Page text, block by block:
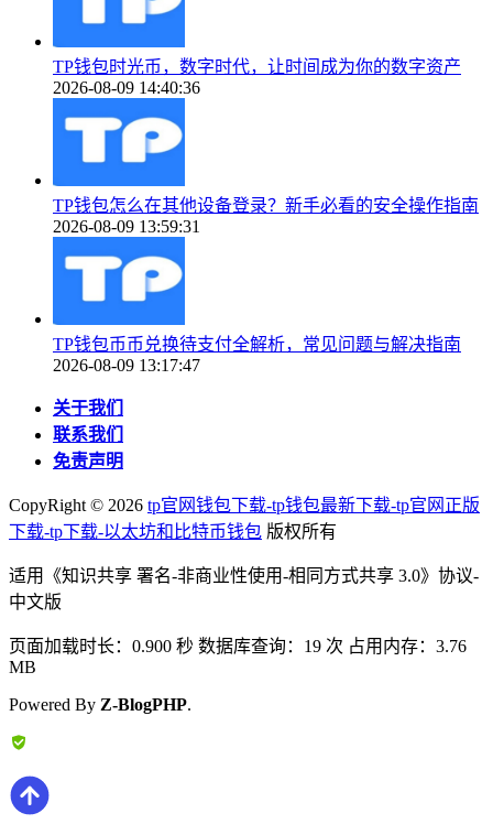
TP钱包时光币，数字时代，让时间成为你的数字资产
2026-08-09 14:40:36
TP钱包怎么在其他设备登录？新手必看的安全操作指南
2026-08-09 13:59:31
TP钱包币币兑换待支付全解析，常见问题与解决指南
2026-08-09 13:17:47
关于我们
联系我们
免责声明
CopyRight © 2026 tp官网钱包下载-tp钱包最新下载-tp官网正版
下载-tp下载-以太坊和比特币钱包 版权所有
适用《知识共享 署名-非商业性使用-相同方式共享 3.0》协议-
中文版
页面加载时长：0.900 秒 数据库查询：19 次 占用内存：3.76
MB
Powered By Z-BlogPHP.